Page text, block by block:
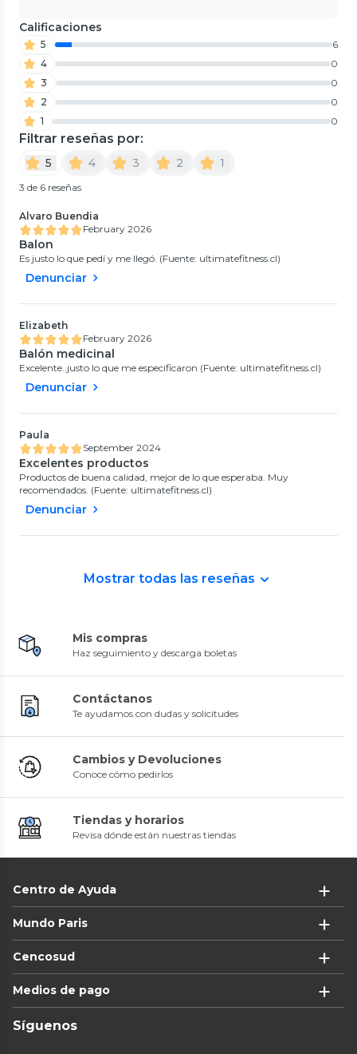
Calificaciones
5
6
4
0
3
0
2
0
1
0
Filtrar reseñas por:
5 4 3 2 1
3 de 6 reseñas
Alvaro Buendia
February 2026
Balon
Es justo lo que pedí y me llegó. (Fuente: ultimatefitness.cl)
Denunciar
Elizabeth
February 2026
Balón medicinal
Excelente..justo lo que me especificaron (Fuente: ultimatefitness.cl)
Denunciar
Paula
September 2024
Excelentes productos
Productos de buena calidad, mejor de lo que esperaba. Muy
recomendados. (Fuente: ultimatefitness.cl)
Denunciar
Mostrar todas las reseñas
Mis compras
Haz seguimiento y descarga boletas
Contáctanos
Te ayudamos con dudas y solicitudes
Cambios y Devoluciones
Conoce cómo pedirlos
Tiendas y horarios
Revisa dónde están nuestras tiendas
Centro de Ayuda
Mundo Paris
Cencosud
Medios de pago
Síguenos